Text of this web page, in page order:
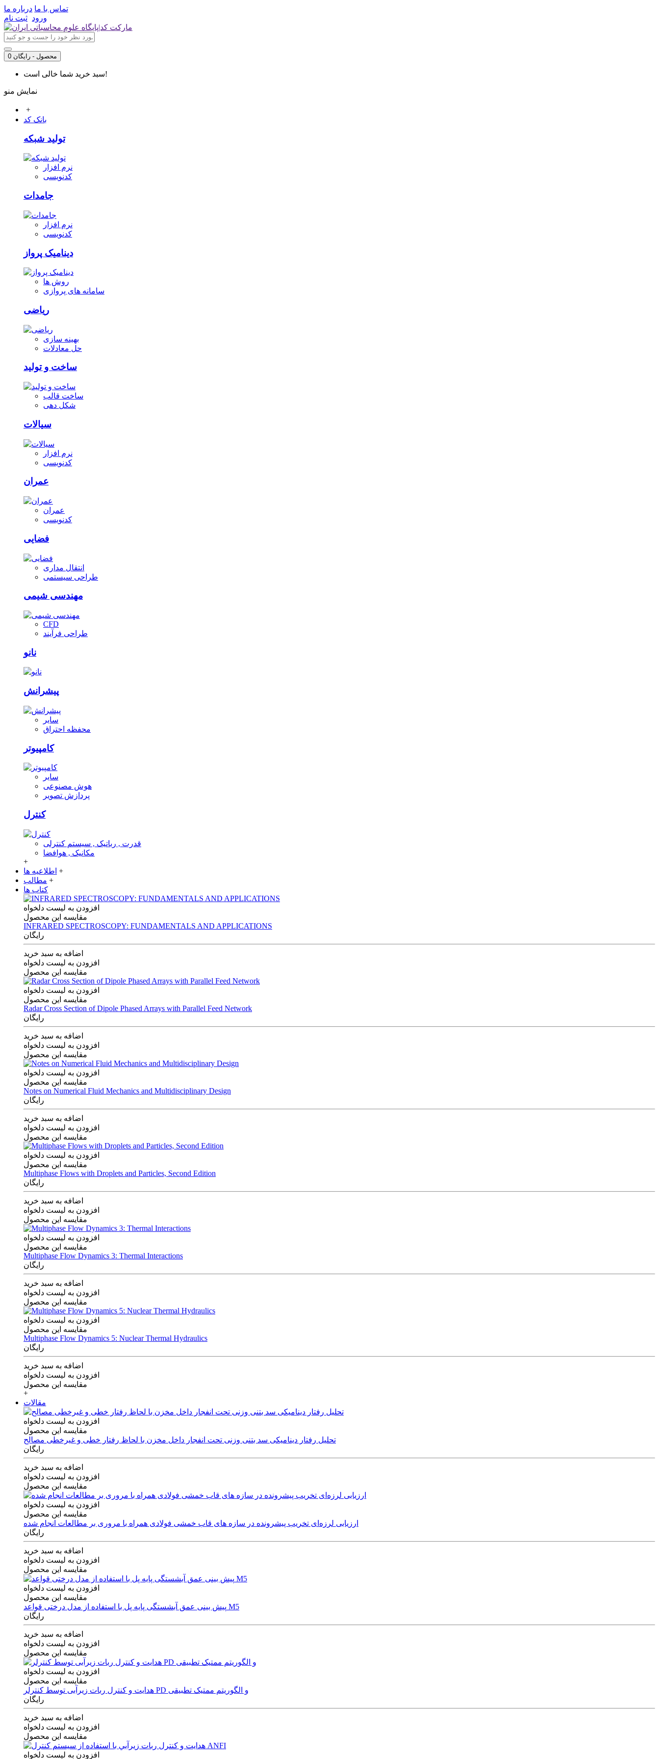
تماس با ما درباره ما
ورود ثبت نام
0 محصول - رایگان
سبد خرید شما خالی است!
نمایش منو
+
بانک کد
تولید شبکه
نرم افزار
کدنویسی
جامدات
نرم افزار
کدنویسی
دینامیک پرواز
روش ها
سامانه های پروازی
ریاضی
بهینه سازی
حل معادلات
ساخت و تولید
ساخت قالب
شکل دهی
سیالات
نرم افزار
کدنویسی
عمران
عمران
کدنویسی
فضایی
انتقال مداری
طراحی سیستمی
مهندسی شیمی
CFD
طراحی فرآیند
نانو
پیشرانش
سایر
محفظه احتراق
کامپیوتر
سایر
هوش مصنوعی
پردازش تصویر
کنترل
قدرت , رباتیک , سیستم کنترلی
مکانیک , هوافضا
+
اطلاعیه ها +
مطالب +
کتاب ها
افزودن به لیست دلخواه
مقایسه این محصول
INFRARED SPECTROSCOPY: FUNDAMENTALS AND APPLICATIONS
رایگان
اضافه به سبد خرید
افزودن به لیست دلخواه
مقایسه این محصول
افزودن به لیست دلخواه
مقایسه این محصول
Radar Cross Section of Dipole Phased Arrays with Parallel Feed Network
رایگان
اضافه به سبد خرید
افزودن به لیست دلخواه
مقایسه این محصول
افزودن به لیست دلخواه
مقایسه این محصول
Notes on Numerical Fluid Mechanics and Multidisciplinary Design
رایگان
اضافه به سبد خرید
افزودن به لیست دلخواه
مقایسه این محصول
افزودن به لیست دلخواه
مقایسه این محصول
Multiphase Flows with Droplets and Particles, Second Edition
رایگان
اضافه به سبد خرید
افزودن به لیست دلخواه
مقایسه این محصول
افزودن به لیست دلخواه
مقایسه این محصول
Multiphase Flow Dynamics 3: Thermal Interactions
رایگان
اضافه به سبد خرید
افزودن به لیست دلخواه
مقایسه این محصول
افزودن به لیست دلخواه
مقایسه این محصول
Multiphase Flow Dynamics 5: Nuclear Thermal Hydraulics
رایگان
اضافه به سبد خرید
افزودن به لیست دلخواه
مقایسه این محصول
+
مقالات
افزودن به لیست دلخواه
مقایسه این محصول
تحلیل رفتار دینامیکی سد بتنی وزنی تحت انفجار داخل مخزن با لحاظ رفتار خطی و غیرخطی مصالح
رایگان
اضافه به سبد خرید
افزودن به لیست دلخواه
مقایسه این محصول
افزودن به لیست دلخواه
مقایسه این محصول
ارزیابی لرزه‌ای تخریب پیشرونده در سازه های قاب خمشی فولادی همراه با مروری بر مطالعات انجام شده
رایگان
اضافه به سبد خرید
افزودن به لیست دلخواه
مقایسه این محصول
افزودن به لیست دلخواه
مقایسه این محصول
پیش بینی عمق آبشستگی پایه پل با استفاده از مدل درختی قواعد M5
رایگان
اضافه به سبد خرید
افزودن به لیست دلخواه
مقایسه این محصول
افزودن به لیست دلخواه
مقایسه این محصول
هدایت و کنترل ربات زیرآبی توسط کنترلر PD و الگوریتم ممتیک تطبیقی
رایگان
اضافه به سبد خرید
افزودن به لیست دلخواه
مقایسه این محصول
افزودن به لیست دلخواه